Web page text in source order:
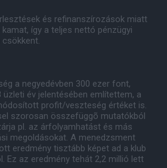
és refinanszírozások miatt
így a teljes nettó pénzügyi
csökkent.
a negyedévben 300 ezer font,
év jelentésében említettem, a
profit/veszteség értéket is.
szorosan összefüggõ mutatókból
pl. az árfolyamhatást és más
megoldásokat. A menedzsment
eredmény tisztább képet ad a klub
Ez az eredmény tehát 2,2 millió lett